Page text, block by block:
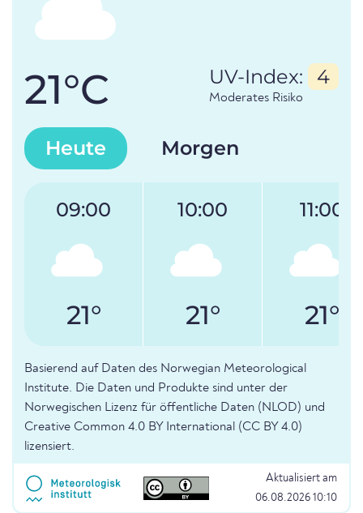
21°C UV-Index: 4
Moderates Risiko
Heute Morgen
09:00
21°
10:00
21°
11:00
21°
Basierend auf Daten des Norwegian Meteorological
Institute. Die Daten und Produkte sind unter der
Norwegischen Lizenz für öffentliche Daten (NLOD) und
Creative Common 4.0 BY International (CC BY 4.0)
lizensiert.
Aktualisiert am
06.08.2026 10:10